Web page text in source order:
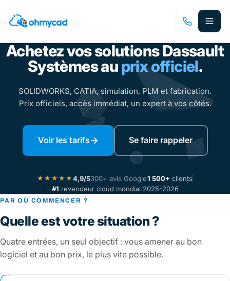
au
principal
Achetez vos solutions Dassault
Systèmes auprix officiel.
SOLIDWORKS, CATIA, simulation, PLM et fabrication.
Prix officiels, accès immédiat, un expert à vos côtés.
Voir les tarifs→ Se faire rappeler
★★★★★ 4,9/5300+ avis Google1 500+ clients
#1 revendeur cloud mondial 2025-2026
PAR OÙ COMMENCER ?
Quelle est votre situation ?
Quatre entrées, un seul objectif : vous amener au bon
logiciel et au bon prix, le plus vite possible.
Trimestriel Annuel 3 ans facturé trimestriellement facturé